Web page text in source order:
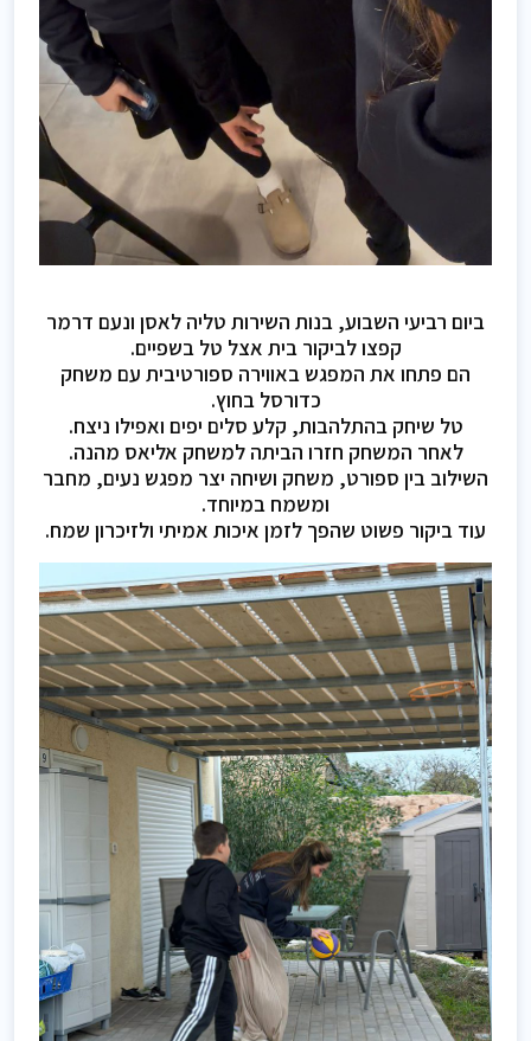
ביום רביעי השבוע, בנות השירות טליה לאסן ונעם דרמר
קפצו לביקור בית אצל טל בשפיים.
הם פתחו את המפגש באווירה ספורטיבית עם משחק
כדורסל בחוץ.
טל שיחק בהתלהבות, קלע סלים יפים ואפילו ניצח.
לאחר המשחק חזרו הביתה למשחק אליאס מהנה.
השילוב בין ספורט, משחק ושיחה יצר מפגש נעים, מחבר
ומשמח במיוחד.
עוד ביקור פשוט שהפך לזמן איכות אמיתי ולזיכרון שמח.